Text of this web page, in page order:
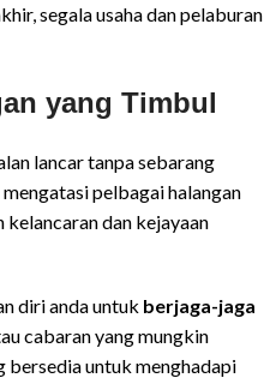
segala usaha dan pelaburan
yang Timbul
lancar tanpa sebarang
mengatasi pelbagai halangan
dan kejayaan
diri anda untuk berjaga-jaga
cabaran yang mungkin
untuk menghadapi